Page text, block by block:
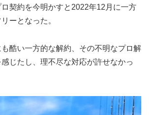
契約を今明かすと2022年12月に一方
ーとなった。
酷い一方的な解約、その不明なプロ解
じたし、理不尽な対応が許せなかっ